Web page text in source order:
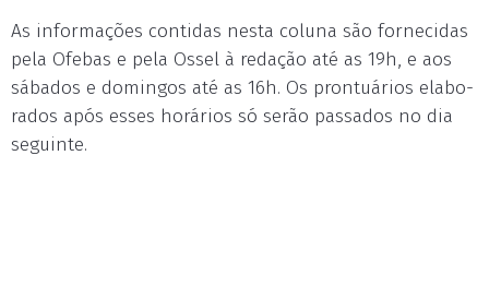
As in­for­mações con­ti­das nes­ta co­lu­na são for­ne­ci­das
pe­la Ofe­bas e pe­la Os­sel à re­dação até as 19h, e aos
sá­ba­dos e do­min­gos até as 16h. Os pron­tuá­rios ela­bo­
ra­dos após es­ses ho­rá­rios só serão pas­sa­dos no dia
se­guin­te.